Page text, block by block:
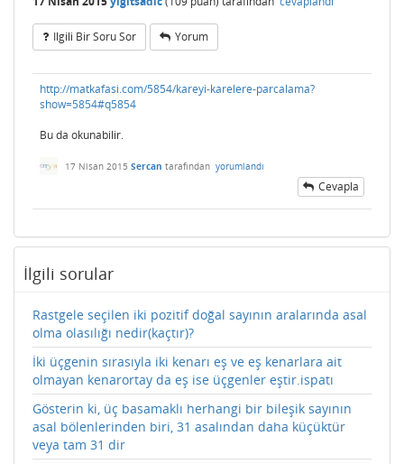
Ilgili Bir Soru Sor Yorum
http://matkafasi.com/5854/kareyi-karelere-parcalama?
show=5854#q5854
Bu da okunabilir.
17 Nisan 2015 Sercan tarafından yorumlandı
Cevapla
İlgili sorular
Rastgele seçilen iki pozitif doğal sayının aralarında asal
olma olasılığı nedir(kaçtır)?
İki üçgenin sırasıyla iki kenarı eş ve eş kenarlara ait
olmayan kenarortay da eş ise üçgenler eştir.ispatı
Gösterin ki, üç basamaklı herhangi bir bileşik sayının
asal bölenlerinden biri, 31 asalından daha küçüktür
veya tam 31 dir